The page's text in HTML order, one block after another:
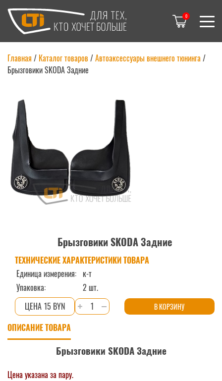
0
Главная / Каталог товаров/Автоаксессуары внешнего тюнинга/
Брызговики SKODA Задние
Брызговики SKODA Задние
ТЕХНИЧЕСКИЕ ХАРАКТЕРИСТИКИ ТОВАРА
Единица измерения: к-т
Упаковка:
2 шт.
15 BYN
Количество
товара
Задние
В КОРЗИНУ
ОПИСАНИЕ ТОВАРА
Брызговики SKODA Задние
Цена указана за пару.